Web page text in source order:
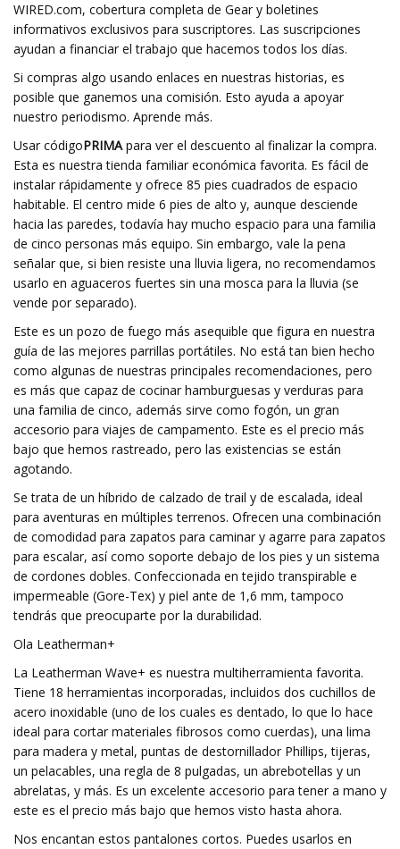
WIRED.com, cobertura completa de Gear y boletines
informativos exclusivos para suscriptores. Las suscripciones
ayudan a financiar el trabajo que hacemos todos los días.
Si compras algo usando enlaces en nuestras historias, es
posible que ganemos una comisión. Esto ayuda a apoyar
nuestro periodismo. Aprende más.
Usar códigoPRIMApara ver el descuento al finalizar la compra.
Esta es nuestra tienda familiar económica favorita. Es fácil de
instalar rápidamente y ofrece 85 pies cuadrados de espacio
habitable. El centro mide 6 pies de alto y, aunque desciende
hacia las paredes, todavía hay mucho espacio para una familia
de cinco personas más equipo. Sin embargo, vale la pena
señalar que, si bien resiste una lluvia ligera, no recomendamos
usarlo en aguaceros fuertes sin una mosca para la lluvia (se
vende por separado).
Este es un pozo de fuego más asequible que figura en nuestra
guía de las mejores parrillas portátiles. No está tan bien hecho
como algunas de nuestras principales recomendaciones, pero
es más que capaz de cocinar hamburguesas y verduras para
una familia de cinco, además sirve como fogón, un gran
accesorio para viajes de campamento. Este es el precio más
bajo que hemos rastreado, pero las existencias se están
agotando.
Se trata de un híbrido de calzado de trail y de escalada, ideal
para aventuras en múltiples terrenos. Ofrecen una combinación
de comodidad para zapatos para caminar y agarre para zapatos
para escalar, así como soporte debajo de los pies y un sistema
de cordones dobles. Confeccionada en tejido transpirable e
impermeable (Gore-Tex) y piel ante de 1,6 mm, tampoco
tendrás que preocuparte por la durabilidad.
Ola Leatherman+
La Leatherman Wave+ es nuestra multiherramienta favorita.
Tiene 18 herramientas incorporadas, incluidos dos cuchillos de
acero inoxidable (uno de los cuales es dentado, lo que lo hace
ideal para cortar materiales fibrosos como cuerdas), una lima
para madera y metal, puntas de destornillador Phillips, tijeras,
un pelacables, una regla de 8 pulgadas, un abrebotellas y un
abrelatas, y más. Es un excelente accesorio para tener a mano y
este es el precio más bajo que hemos visto hasta ahora.
Nos encantan estos pantalones cortos. Puedes usarlos en